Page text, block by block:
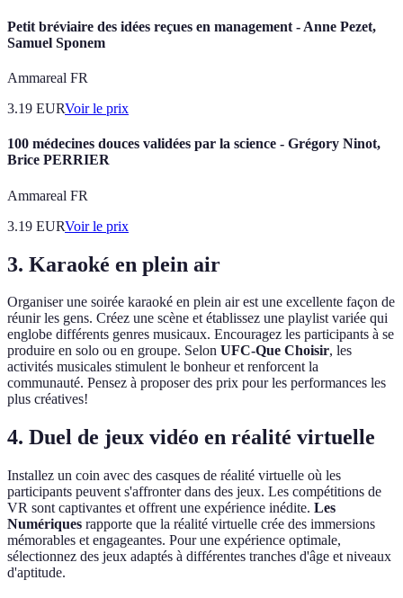
Petit bréviaire des idées reçues en management - Anne Pezet,
Samuel Sponem
Ammareal FR
3.19 EURVoir le prix
100 médecines douces validées par la science - Grégory Ninot,
Brice PERRIER
Ammareal FR
3.19 EURVoir le prix
3. Karaoké en plein air
Organiser une soirée karaoké en plein air est une excellente façon de
réunir les gens. Créez une scène et établissez une playlist variée qui
englobe différents genres musicaux. Encouragez les participants à se
produire en solo ou en groupe. Selon UFC-Que Choisir, les
activités musicales stimulent le bonheur et renforcent la
communauté. Pensez à proposer des prix pour les performances les
plus créatives!
4. Duel de jeux vidéo en réalité virtuelle
Installez un coin avec des casques de réalité virtuelle où les
participants peuvent s'affronter dans des jeux. Les compétitions de
VR sont captivantes et offrent une expérience inédite. Les
Numériques rapporte que la réalité virtuelle crée des immersions
mémorables et engageantes. Pour une expérience optimale,
sélectionnez des jeux adaptés à différentes tranches d'âge et niveaux
d'aptitude.